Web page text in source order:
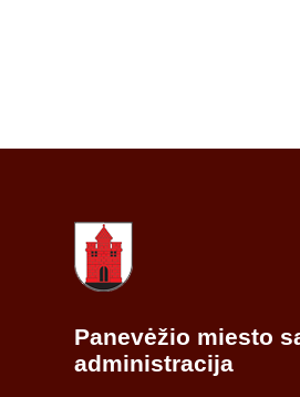
Panevėžio miesto
administracija